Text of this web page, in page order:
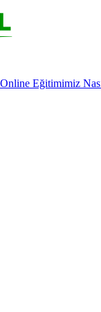
Online Eğitimimiz